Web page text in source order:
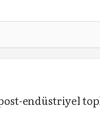
endüstriyel